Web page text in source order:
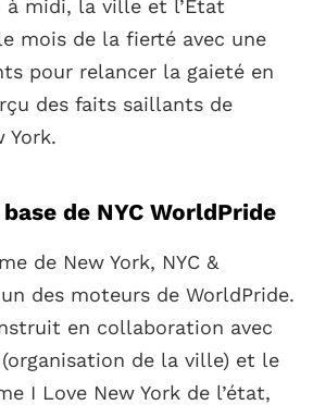
à midi, la ville et l’État
mois de la fierté avec une
pour relancer la gaieté en
des faits saillants de
York.
de NYC WorldPride
de New York, NYC &
des moteurs de WorldPride.
en collaboration avec
de la ville) et le
I Love New York de l’état,